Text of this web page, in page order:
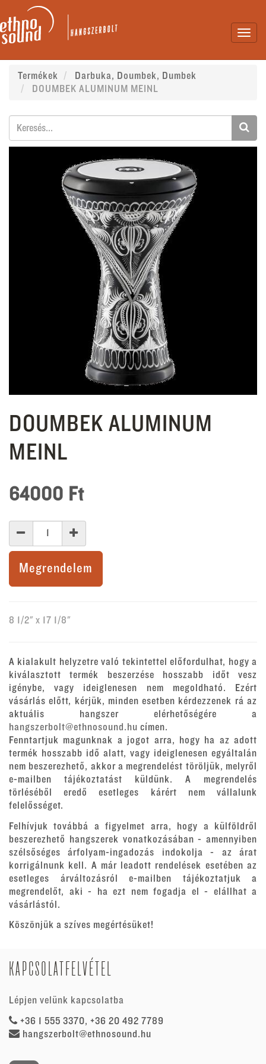
Termékek
Darbuka, Doumbek, Dumbek
DOUMBEK ALUMINUM MEINL
DOUMBEK ALUMINUM
MEINL
64000 Ft
Megrendelem
8 1/2" x 17 1/8"
A kialakult helyzetre való tekintettel előfordulhat, hogy a
kiválasztott termék beszerzése hosszabb időt vesz
igénybe, vagy ideiglenesen nem megoldható. Ezért
vásárlás előtt, kérjük, minden esetben kérdezzenek rá az
aktuális hangszer elérhetőségére a
hangszerbolt@ethnosound.hu címen.
Fenntartjuk magunknak a jogot arra, hogy ha az adott
termék hosszabb idő alatt, vagy ideiglenesen egyáltalán
nem beszerezhető, akkor a megrendelést töröljük, melyről
e-mailben tájékoztatást küldünk. A megrendelés
törléséből eredő esetleges kárért nem vállalunk
felelősséget.
Felhívjuk továbbá a figyelmet arra, hogy a külföldről
beszerezhető hangszerek vonatkozásában - amennyiben
szélsőséges árfolyam-ingadozás indokolja - az árat
korrigálnunk kell. A már leadott rendelések esetében az
esetleges árváltozásról e-mailben tájékoztatjuk a
megrendelőt, aki - ha ezt nem fogadja el - elállhat a
vásárlástól.
Köszönjük a szíves megértésüket!
KAPCSOLATFELVÉTEL
Lépjen velünk kapcsolatba
+36 1 555 3370, +36 20 492 7789
hangszerbolt@ethnosound.hu